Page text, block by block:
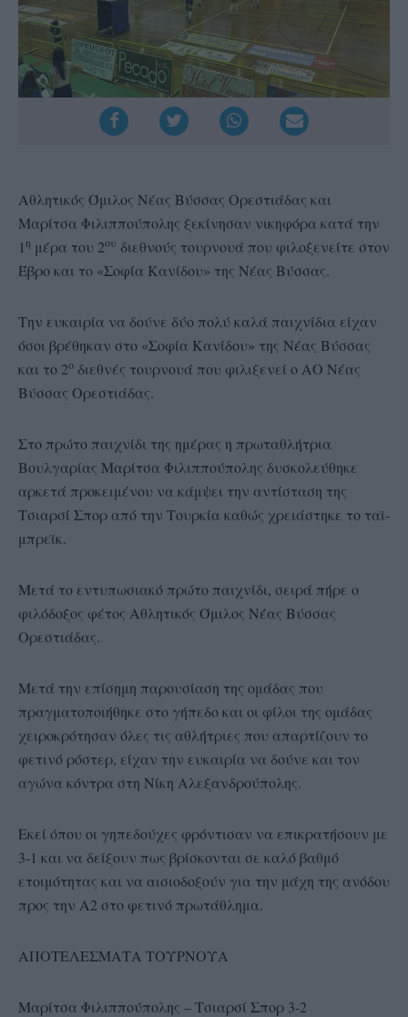
Αθλητικός Όμιλος Νέας Βύσσας Ορεστιάδας και
Μαρίτσα Φιλιππούπολης ξεκίνησαν νικηφόρα κατά την
1 η μέρα του 2ου διεθνούς τουρνουά που φιλοξενείτε στον
Έβρο και το «Σοφία Κανίδου» της Νέας Βύσσας.
Την ευκαιρία να δούνε δύο πολύ καλά παιχνίδια είχαν
όσοι βρέθηκαν στο «Σοφία Κανίδου» της Νέας Βύσσας
και το 2ο διεθνές τουρνουά που φιλιξενεί ο ΑΟ Νέας
Βύσσας Ορεστιάδας.
Στο πρώτο παιχνίδι της ημέρας η πρωταθλήτρια
Βουλγαρίας Μαρίτσα Φιλιππούπολης δυσκολεύθηκε
αρκετά προκειμένου να κάμψει την αντίσταση της
Τσιαρσί Σπορ από την Τουρκία καθώς χρειάστηκε το ταϊ-
μπρεϊκ.
Μετά το εντυπωσιακό πρώτο παιχνίδι, σειρά πήρε ο
φιλόδοξος φέτος Αθλητικός Όμιλος Νέας Βύσσας
Ορεστιάδας.
Μετά την επίσημη παρουσίαση της ομάδας που
πραγματοποιήθηκε στο γήπεδο και οι φίλοι της ομάδας
χειροκρότησαν όλες τις αθλήτριες που απαρτίζουν το
φετινό ρόστερ, είχαν την ευκαιρία να δούνε και τον
αγώνα κόντρα στη Νίκη Αλεξανδρούπολης.
Εκεί όπου οι γηπεδούχες φρόντισαν να επικρατήσουν με
3-1 και να δείξουν πως βρίσκονται σε καλό βαθμό
ετοιμότητας και να αισιοδοξούν για την μάχη της ανόδου
προς την Α2 στο φετινό πρωτάθλημα.
ΑΠΟΤΕΛΕΣΜΑΤΑ ΤΟΥΡΝΟΥΑ
Μαρίτσα Φιλιππούπολης – Τσιαρσί Σπορ 3-2